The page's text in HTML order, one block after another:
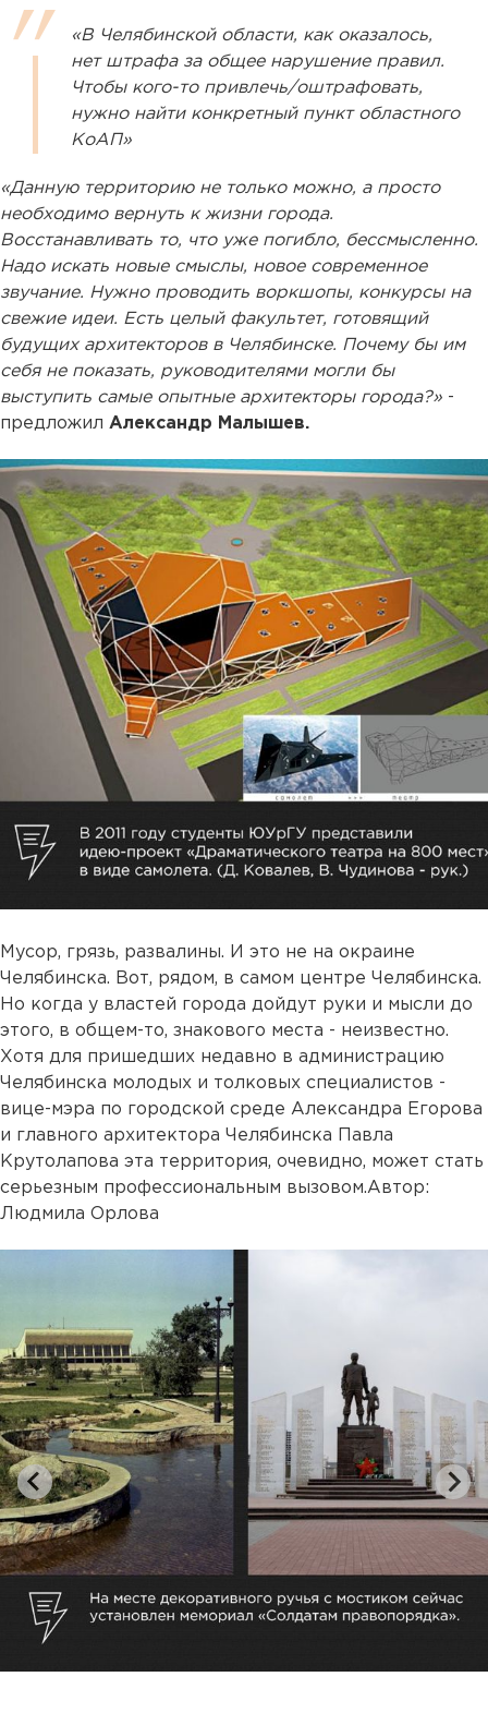
«В Челябинской области, как оказалось,
нет штрафа за общее нарушение правил.
Чтобы кого-то привлечь/оштрафовать,
нужно найти конкретный пункт областного
КоАП»
«Данную территорию не только можно, а просто
необходимо вернуть к жизни города.
Восстанавливать то, что уже погибло, бессмысленно.
Надо искать новые смыслы, новое современное
звучание. Нужно проводить воркшопы, конкурсы на
свежие идеи. Есть целый факультет, готовящий
будущих архитекторов в Челябинске. Почему бы им
себя не показать, руководителями могли бы
выступить самые опытные архитекторы города?» -
предложил Александр Малышев.
Мусор, грязь, развалины. И это не на окраине
Челябинска. Вот, рядом, в самом центре Челябинска.
Но когда у властей города дойдут руки и мысли до
этого, в общем-то, знакового места - неизвестно.
Хотя для пришедших недавно в администрацию
Челябинска молодых и толковых специалистов -
вице-мэра по городской среде Александра Егорова
и главного архитектора Челябинска Павла
Крутолапова эта территория, очевидно, может стать
серьезным профессиональным вызовом.Автор:
Людмила Орлова